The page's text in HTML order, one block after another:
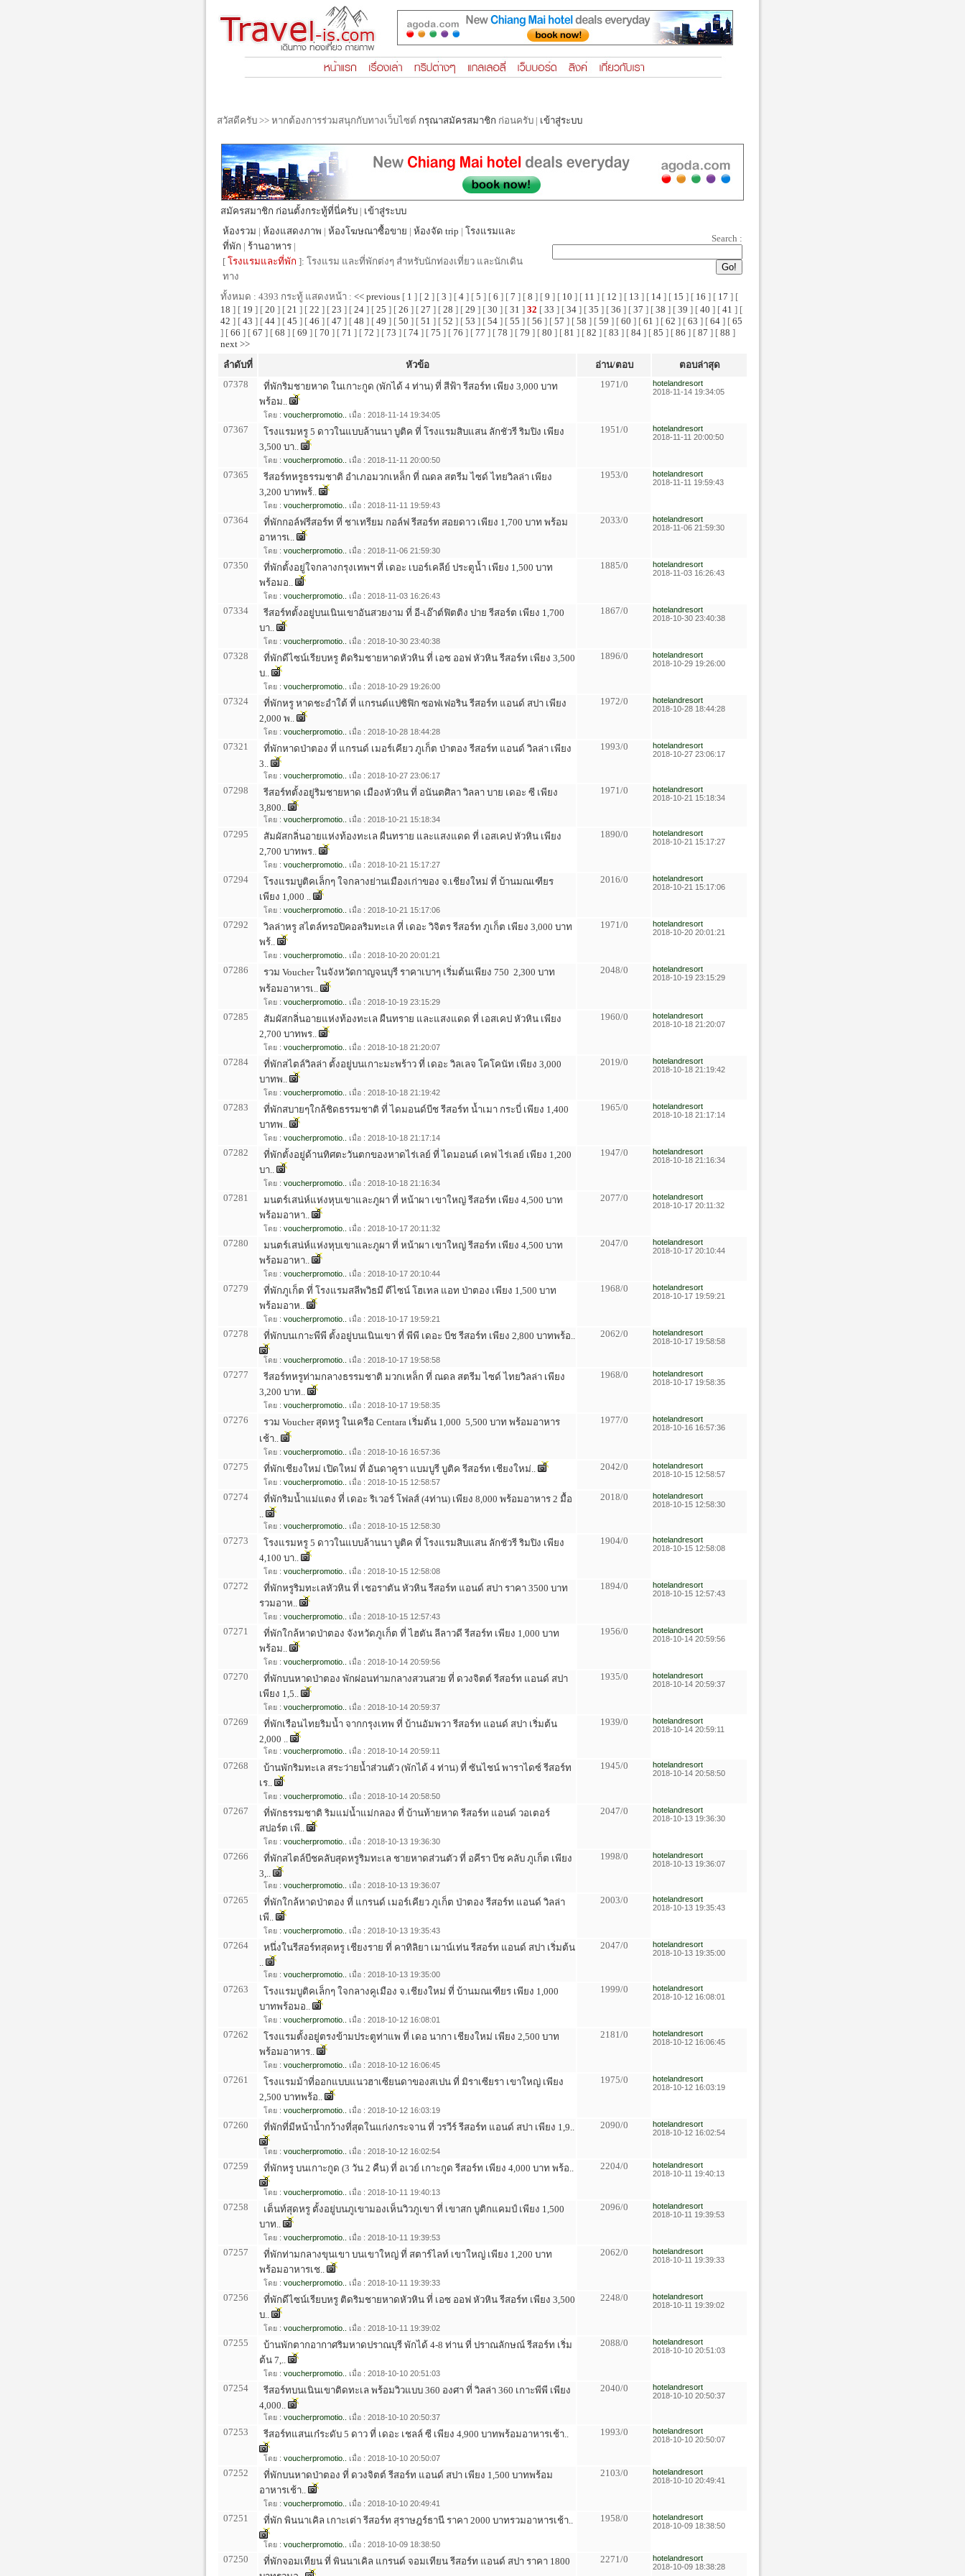
สวัสดีครับ >> หากต้องการร่วมสนุกกับทางเว็บไซต์ กรุณาสมัครสมาชิก ก่อนครับ | เข้าสู่ระบบ
สมัครสมาชิก ก่อนตั้งกระทู้ที่นี่ครับ | เข้าสู่ระบบ
ห้องรวม | ห้องแสดงภาพ | ห้องโฆษณาซื้อขาย | ห้องจัด trip | โรงแรมและ
ที่พัก | ร้านอาหาร |
[ โรงแรมและที่พัก ]: โรงแรม และที่พักต่งๆ สำหรับนักท่องเที่ยว และนักเดิน
ทาง
Search :
ทั้งหมด : 4393 กระทู้ แสดงหน้า : << previous [ 1 ] [ 2 ] [ 3 ] [ 4 ] [ 5 ] [ 6 ] [ 7 ] [ 8 ] [ 9 ] [ 10 ] [ 11 ] [ 12 ] [ 13 ] [ 14 ] [ 15 ] [ 16 ] [ 17 ] [
18 ] [ 19 ] [ 20 ] [ 21 ] [ 22 ] [ 23 ] [ 24 ] [ 25 ] [ 26 ] [ 27 ] [ 28 ] [ 29 ] [ 30 ] [ 31 ] 32 [ 33 ] [ 34 ] [ 35 ] [ 36 ] [ 37 ] [ 38 ] [ 39 ] [ 40 ] [ 41 ] [
42 ] [ 43 ] [ 44 ] [ 45 ] [ 46 ] [ 47 ] [ 48 ] [ 49 ] [ 50 ] [ 51 ] [ 52 ] [ 53 ] [ 54 ] [ 55 ] [ 56 ] [ 57 ] [ 58 ] [ 59 ] [ 60 ] [ 61 ] [ 62 ] [ 63 ] [ 64 ] [ 65
] [ 66 ] [ 67 ] [ 68 ] [ 69 ] [ 70 ] [ 71 ] [ 72 ] [ 73 ] [ 74 ] [ 75 ] [ 76 ] [ 77 ] [ 78 ] [ 79 ] [ 80 ] [ 81 ] [ 82 ] [ 83 ] [ 84 ] [ 85 ] [ 86 ] [ 87 ] [ 88 ]
next >>
ลำดับที่
หัวข้อ อ่าน/ตอบ
ตอบล่าสุด
07378
ที่พักริมชายหาด ในเกาะกูด (พักได้ 4 ท่าน) ที่ สีฟ้า รีสอร์ท เพียง 3,000 บาท
พร้อม..
โดย : voucherpromotio.. เมื่อ : 2018-11-14 19:34:05
1971/0
hotelandresort
2018-11-14 19:34:05
07367
โรงแรมหรู 5 ดาวในแบบล้านนา บูติค ที่ โรงแรมสิบแสน ลักชัวรี ริมปิง เพียง
3,500 บา..
โดย : voucherpromotio.. เมื่อ : 2018-11-11 20:00:50
1951/0
hotelandresort
2018-11-11 20:00:50
07365
รีสอร์ทหรูธรรมชาติ อำเภอมวกเหล็ก ที่ ณดล สตรีม ไซด์ ไทยวิลล่า เพียง
3,200 บาทพร้..
โดย : voucherpromotio.. เมื่อ : 2018-11-11 19:59:43
1953/0
hotelandresort
2018-11-11 19:59:43
07364
ที่พักกอล์ฟรีสอร์ท ที่ ชาเทรียม กอล์ฟ รีสอร์ท สอยดาว เพียง 1,700 บาท พร้อม
อาหารเ..
โดย : voucherpromotio.. เมื่อ : 2018-11-06 21:59:30
2033/0
hotelandresort
2018-11-06 21:59:30
07350
ที่พักตั้งอยู่ใจกลางกรุงเทพฯ ที่ เดอะ เบอร์เคลีย์ ประตูน้ำ เพียง 1,500 บาท
พร้อมอ..
โดย : voucherpromotio.. เมื่อ : 2018-11-03 16:26:43
1885/0
hotelandresort
2018-11-03 16:26:43
07334
รีสอร์ทตั้งอยู่บนเนินเขาอันสวยงาม ที่ อี-เอ๊าต์ฟิตติง ปาย รีสอร์ต เพียง 1,700
บา..
โดย : voucherpromotio.. เมื่อ : 2018-10-30 23:40:38
1867/0
hotelandresort
2018-10-30 23:40:38
07328
ที่พักดีไซน์เรียบหรู ติดริมชายหาดหัวหิน ที่ เอซ ออฟ หัวหิน รีสอร์ท เพียง 3,500
บ..
โดย : voucherpromotio.. เมื่อ : 2018-10-29 19:26:00
1896/0
hotelandresort
2018-10-29 19:26:00
07324
ที่พักหรู หาดชะอำใต้ ที่ แกรนด์แปซิฟิก ซอฟเฟอริน รีสอร์ท แอนด์ สปา เพียง
2,000 พ..
โดย : voucherpromotio.. เมื่อ : 2018-10-28 18:44:28
1972/0
hotelandresort
2018-10-28 18:44:28
07321
ที่พักหาดป่าตอง ที่ แกรนด์ เมอร์เคียว ภูเก็ต ป่าตอง รีสอร์ท แอนด์ วิลล่า เพียง
3..
โดย : voucherpromotio.. เมื่อ : 2018-10-27 23:06:17
1993/0
hotelandresort
2018-10-27 23:06:17
07298
รีสอร์ทตั้งอยู่ริมชายหาด เมืองหัวหิน ที่ อนันตศิลา วิลลา บาย เดอะ ซี เพียง
3,800..
โดย : voucherpromotio.. เมื่อ : 2018-10-21 15:18:34
1971/0
hotelandresort
2018-10-21 15:18:34
07295
สัมผัสกลิ่นอายแห่งท้องทะเล ผืนทราย และแสงแดด ที่ เอสเคป หัวหิน เพียง
2,700 บาทพร..
โดย : voucherpromotio.. เมื่อ : 2018-10-21 15:17:27
1890/0
hotelandresort
2018-10-21 15:17:27
07294
โรงแรมบูติคเล็กๆ ใจกลางย่านเมืองเก่าของ จ.เชียงใหม่ ที่ บ้านมณเฑียร
เพียง 1,000 ..
โดย : voucherpromotio.. เมื่อ : 2018-10-21 15:17:06
2016/0
hotelandresort
2018-10-21 15:17:06
07292
วิลล่าหรู สไตล์ทรอปิคอลริมทะเล ที่ เดอะ วิจิตร รีสอร์ท ภูเก็ต เพียง 3,000 บาท
พร้..
โดย : voucherpromotio.. เมื่อ : 2018-10-20 20:01:21
1971/0
hotelandresort
2018-10-20 20:01:21
07286
รวม Voucher ในจังหวัดกาญจนบุรี ราคาเบาๆ เริ่มต้นเพียง 750  2,300 บาท
พร้อมอาหารเ..
โดย : voucherpromotio.. เมื่อ : 2018-10-19 23:15:29
2048/0
hotelandresort
2018-10-19 23:15:29
07285
สัมผัสกลิ่นอายแห่งท้องทะเล ผืนทราย และแสงแดด ที่ เอสเคป หัวหิน เพียง
2,700 บาทพร..
โดย : voucherpromotio.. เมื่อ : 2018-10-18 21:20:07
1960/0
hotelandresort
2018-10-18 21:20:07
07284
ที่พักสไตล์วิลล่า ตั้งอยู่บนเกาะมะพร้าว ที่ เดอะ วิลเลจ โคโคนัท เพียง 3,000
บาทพ..
โดย : voucherpromotio.. เมื่อ : 2018-10-18 21:19:42
2019/0
hotelandresort
2018-10-18 21:19:42
07283
ที่พักสบายๆใกล้ชิดธรรมชาติ ที่ ไดมอนด์บีช รีสอร์ท น้ำเมา กระบี่ เพียง 1,400
บาทพ..
โดย : voucherpromotio.. เมื่อ : 2018-10-18 21:17:14
1965/0
hotelandresort
2018-10-18 21:17:14
07282
ที่พักตั้งอยู่ด้านทิศตะวันตกของหาดไร่เลย์ ที่ ไดมอนด์ เคฟ ไร่เลย์ เพียง 1,200
บา..
โดย : voucherpromotio.. เมื่อ : 2018-10-18 21:16:34
1947/0
hotelandresort
2018-10-18 21:16:34
07281
มนตร์เสน่ห์แห่งหุบเขาและภูผา ที่ หน้าผา เขาใหญ่ รีสอร์ท เพียง 4,500 บาท
พร้อมอาหา..
โดย : voucherpromotio.. เมื่อ : 2018-10-17 20:11:32
2077/0
hotelandresort
2018-10-17 20:11:32
07280
มนตร์เสน่ห์แห่งหุบเขาและภูผา ที่ หน้าผา เขาใหญ่ รีสอร์ท เพียง 4,500 บาท
พร้อมอาหา..
โดย : voucherpromotio.. เมื่อ : 2018-10-17 20:10:44
2047/0
hotelandresort
2018-10-17 20:10:44
07279
ที่พักภูเก็ต ที่ โรงแรมสลีพวิธมี ดีไซน์ โฮเทล แอท ป่าตอง เพียง 1,500 บาท
พร้อมอาห..
โดย : voucherpromotio.. เมื่อ : 2018-10-17 19:59:21
1968/0
hotelandresort
2018-10-17 19:59:21
07278 ที่พักบนเกาะพีพี ตั้งอยู่บนเนินเขา ที่ พีพี เดอะ บีช รีสอร์ท เพียง 2,800 บาทพร้อ..
โดย : voucherpromotio.. เมื่อ : 2018-10-17 19:58:58
2062/0
hotelandresort
2018-10-17 19:58:58
07277
รีสอร์ทหรูท่ามกลางธรรมชาติ มวกเหล็ก ที่ ณดล สตรีม ไซด์ ไทยวิลล่า เพียง
3,200 บาท..
โดย : voucherpromotio.. เมื่อ : 2018-10-17 19:58:35
1968/0
hotelandresort
2018-10-17 19:58:35
07276
รวม Voucher สุดหรู ในเครือ Centara เริ่มต้น 1,000  5,500 บาท พร้อมอาหาร
เช้า..
โดย : voucherpromotio.. เมื่อ : 2018-10-16 16:57:36
1977/0
hotelandresort
2018-10-16 16:57:36
07275 ที่พักเชียงใหม่ เปิดใหม่ ที่ อันดาคูรา แบมบูรี บูติค รีสอร์ท เชียงใหม่..
โดย : voucherpromotio.. เมื่อ : 2018-10-15 12:58:57
2042/0
hotelandresort
2018-10-15 12:58:57
07274
ที่พักริมน้ำแม่แตง ที่ เดอะ ริเวอร์ โฟลส์ (4ท่าน) เพียง 8,000 พร้อมอาหาร 2 มื้อ
..
โดย : voucherpromotio.. เมื่อ : 2018-10-15 12:58:30
2018/0
hotelandresort
2018-10-15 12:58:30
07273
โรงแรมหรู 5 ดาวในแบบล้านนา บูติค ที่ โรงแรมสิบแสน ลักชัวรี ริมปิง เพียง
4,100 บา..
โดย : voucherpromotio.. เมื่อ : 2018-10-15 12:58:08
1904/0
hotelandresort
2018-10-15 12:58:08
07272
ที่พักหรูริมทะเลหัวหิน ที่ เชอราตัน หัวหิน รีสอร์ท แอนด์ สปา ราคา 3500 บาท
รวมอาห..
โดย : voucherpromotio.. เมื่อ : 2018-10-15 12:57:43
1894/0
hotelandresort
2018-10-15 12:57:43
07271
ที่พักใกล้หาดป่าตอง จังหวัดภูเก็ต ที่ ไฮตัน ลีลาวดี รีสอร์ท เพียง 1,000 บาท
พร้อม..
โดย : voucherpromotio.. เมื่อ : 2018-10-14 20:59:56
1956/0
hotelandresort
2018-10-14 20:59:56
07270
ที่พักบนหาดป่าตอง พักผ่อนท่ามกลางสวนสวย ที่ ดวงจิตต์ รีสอร์ท แอนด์ สปา
เพียง 1,5..
โดย : voucherpromotio.. เมื่อ : 2018-10-14 20:59:37
1935/0
hotelandresort
2018-10-14 20:59:37
07269
ที่พักเรือนไทยริมน้ำ จากกรุงเทพ ที่ บ้านอัมพวา รีสอร์ท แอนด์ สปา เริ่มต้น
2,000 ..
โดย : voucherpromotio.. เมื่อ : 2018-10-14 20:59:11
1939/0
hotelandresort
2018-10-14 20:59:11
07268
บ้านพักริมทะเล สระว่ายน้ำส่วนตัว (พักได้ 4 ท่าน) ที่ ซันไชน์ พาราไดซ์ รีสอร์ท
เร..
โดย : voucherpromotio.. เมื่อ : 2018-10-14 20:58:50
1945/0
hotelandresort
2018-10-14 20:58:50
07267
ที่พักธรรมชาติ ริมแม่น้ำแม่กลอง ที่ บ้านท้ายหาด รีสอร์ท แอนด์ วอเตอร์
สปอร์ต เพี..
โดย : voucherpromotio.. เมื่อ : 2018-10-13 19:36:30
2047/0
hotelandresort
2018-10-13 19:36:30
07266
ที่พักสไตล์บีชคลับสุดหรูริมทะเล ชายหาดส่วนตัว ที่ อคีรา บีช คลับ ภูเก็ต เพียง
3,..
โดย : voucherpromotio.. เมื่อ : 2018-10-13 19:36:07
1998/0
hotelandresort
2018-10-13 19:36:07
07265
ที่พักใกล้หาดป่าตอง ที่ แกรนด์ เมอร์เคียว ภูเก็ต ป่าตอง รีสอร์ท แอนด์ วิลล่า
เพี..
โดย : voucherpromotio.. เมื่อ : 2018-10-13 19:35:43
2003/0
hotelandresort
2018-10-13 19:35:43
07264
หนึ่งในรีสอร์ทสุดหรู เชียงราย ที่ คาทิลิยา เมาน์เท่น รีสอร์ท แอนด์ สปา เริ่มต้น
..
โดย : voucherpromotio.. เมื่อ : 2018-10-13 19:35:00
2047/0
hotelandresort
2018-10-13 19:35:00
07263
โรงแรมบูติคเล็กๆ ใจกลางคูเมือง จ.เชียงใหม่ ที่ บ้านมณเฑียร เพียง 1,000
บาทพร้อมอ..
โดย : voucherpromotio.. เมื่อ : 2018-10-12 16:08:01
1999/0
hotelandresort
2018-10-12 16:08:01
07262
โรงแรมตั้งอยู่ตรงข้ามประตูท่าแพ ที่ เดอ นากา เชียงใหม่ เพียง 2,500 บาท
พร้อมอาหาร..
โดย : voucherpromotio.. เมื่อ : 2018-10-12 16:06:45
2181/0
hotelandresort
2018-10-12 16:06:45
07261
โรงแรมม้าที่ออกแบบแนวฮาเซียนดาของสเปน ที่ มิราเซียรา เขาใหญ่ เพียง
2,500 บาทพร้อ..
โดย : voucherpromotio.. เมื่อ : 2018-10-12 16:03:19
1975/0
hotelandresort
2018-10-12 16:03:19
07260 ที่พักที่มีหน้าน้ำกว้างที่สุดในแก่งกระจาน ที่ วรวีร์ รีสอร์ท แอนด์ สปา เพียง 1,9..
โดย : voucherpromotio.. เมื่อ : 2018-10-12 16:02:54
2090/0
hotelandresort
2018-10-12 16:02:54
07259 ที่พักหรู บนเกาะกูด (3 วัน 2 คืน) ที่ อเวย์ เกาะกูด รีสอร์ท เพียง 4,000 บาท พร้อ..
โดย : voucherpromotio.. เมื่อ : 2018-10-11 19:40:13
2204/0
hotelandresort
2018-10-11 19:40:13
07258
เต็นท์สุดหรู ตั้งอยู่บนภูเขามองเห็นวิวภูเขา ที่ เขาสก บูติกแคมป์ เพียง 1,500
บาท..
โดย : voucherpromotio.. เมื่อ : 2018-10-11 19:39:53
2096/0
hotelandresort
2018-10-11 19:39:53
07257
ที่พักท่ามกลางขุนเขา บนเขาใหญ่ ที่ สตาร์ไลท์ เขาใหญ่ เพียง 1,200 บาท
พร้อมอาหารเช..
โดย : voucherpromotio.. เมื่อ : 2018-10-11 19:39:33
2062/0
hotelandresort
2018-10-11 19:39:33
07256
ที่พักดีไซน์เรียบหรู ติดริมชายหาดหัวหิน ที่ เอซ ออฟ หัวหิน รีสอร์ท เพียง 3,500
บ..
โดย : voucherpromotio.. เมื่อ : 2018-10-11 19:39:02
2248/0
hotelandresort
2018-10-11 19:39:02
07255
บ้านพักตากอากาศริมหาดปราณบุรี พักได้ 4-8 ท่าน ที่ ปราณลักษณ์ รีสอร์ท เริ่ม
ต้น 7,..
โดย : voucherpromotio.. เมื่อ : 2018-10-10 20:51:03
2088/0
hotelandresort
2018-10-10 20:51:03
07254
รีสอร์ทบนเนินเขาติดทะเล พร้อมวิวแบบ 360 องศา ที่ วิลล่า 360 เกาะพีพี เพียง
4,000..
โดย : voucherpromotio.. เมื่อ : 2018-10-10 20:50:37
2040/0
hotelandresort
2018-10-10 20:50:37
07253 รีสอร์ทแสนเก๋ระดับ 5 ดาว ที่ เดอะ เชลล์ ซี เพียง 4,900 บาทพร้อมอาหารเช้า..
โดย : voucherpromotio.. เมื่อ : 2018-10-10 20:50:07
1993/0
hotelandresort
2018-10-10 20:50:07
07252
ที่พักบนหาดป่าตอง ที่ ดวงจิตต์ รีสอร์ท แอนด์ สปา เพียง 1,500 บาทพร้อม
อาหารเช้า..
โดย : voucherpromotio.. เมื่อ : 2018-10-10 20:49:41
2103/0
hotelandresort
2018-10-10 20:49:41
07251 ที่พัก พินนาเคิล เกาะเต่า รีสอร์ท สุราษฎร์ธานี ราคา 2000 บาทรวมอาหารเช้า..
โดย : voucherpromotio.. เมื่อ : 2018-10-09 18:38:50
1958/0
hotelandresort
2018-10-09 18:38:50
07250
ที่พักจอมเทียน ที่ พินนาเคิล แกรนด์ จอมเทียน รีสอร์ท แอนด์ สปา ราคา 1800
2271/0
hotelandresort
2018-10-09 18:38:28